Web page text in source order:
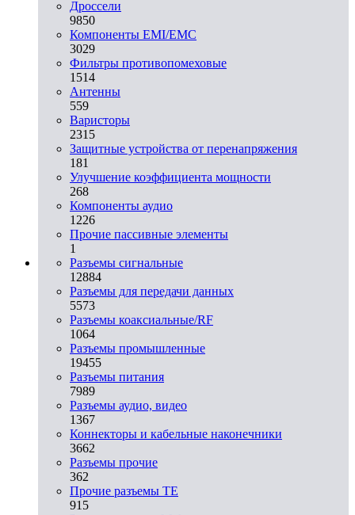
Дроссели
9850
Компоненты EMI/EMC
3029
Фильтры противопомеховые
1514
Антенны
559
Варисторы
2315
Защитные устройства от перенапряжения
181
Улучшение коэффициента мощности
268
Компоненты аудио
1226
Прочие пассивные элементы
1
Разъeмы сигнальные
12884
Разъeмы для передачи данных
5573
Разъeмы коаксиальные/RF
1064
Разъeмы промышленные
19455
Разъeмы питания
7989
Разъeмы аудио, видео
1367
Коннекторы и кабельные наконечники
3662
Разъeмы прочие
362
Прочие разъемы TE
915